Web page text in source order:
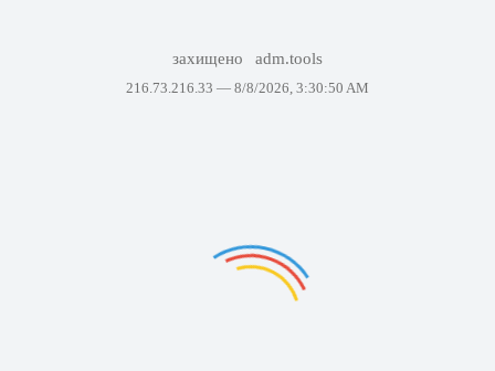
захищено adm.tools
216.73.216.33 — 8/8/2026, 3:30:50 AM